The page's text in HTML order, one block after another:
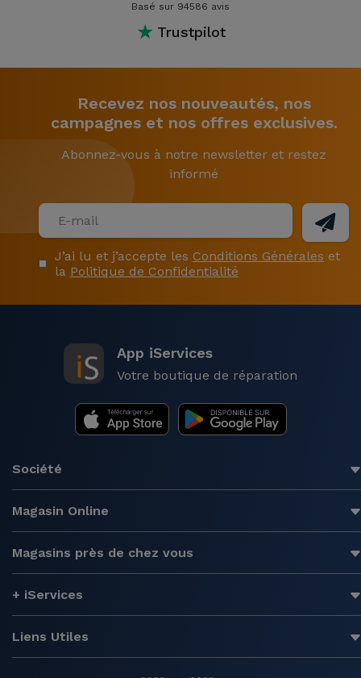
Basé sur 94586 avis
★ Trustpilot
Recevez nos nouveautés, nos
campagnes et nos offres exclusives.
Abonnez-vous à notre newsletter et restez
informé
J’ai lu et j’accepte les Conditions Générales et
la Politique de Confidentialité
App iServices
Votre boutique de réparation
Société
Magasin Online
Magasins près de chez vous
+ iServices
Liens Utiles